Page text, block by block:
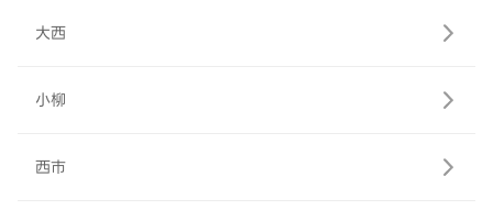
大西
小柳
西市